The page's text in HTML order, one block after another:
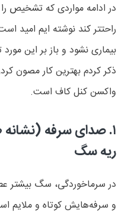
در ادامه مواردی که تشخیص
راحتتر کند نوشته ایم امید
بیماری نشود و باز بر این مورد
ذکر کردم بهترین کار مصون
واکسن کنل کاف است.
۱. صدای سرفه (نشانه
ریه سگ
در سرماخوردگی، سگ بیشتر
و سرفه‌هایش کوتاه و ملایم